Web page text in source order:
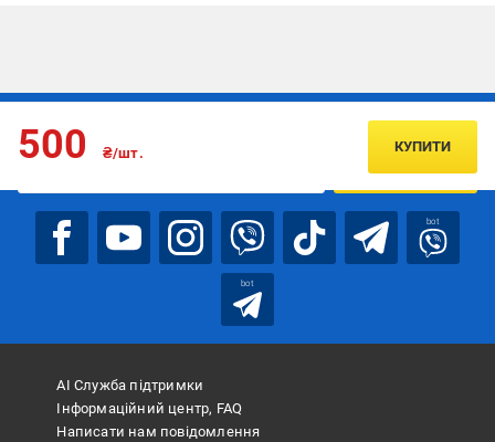
500 ₴/шт. КУПИТИ
Підписуйтесь, щоб дізнаватись першим про акції та пропозиції
ПІДПИСАТИСЯ
bot
bot
АІ Служба підтримки
Інформаційний центр, FAQ
Написати нам повідомлення